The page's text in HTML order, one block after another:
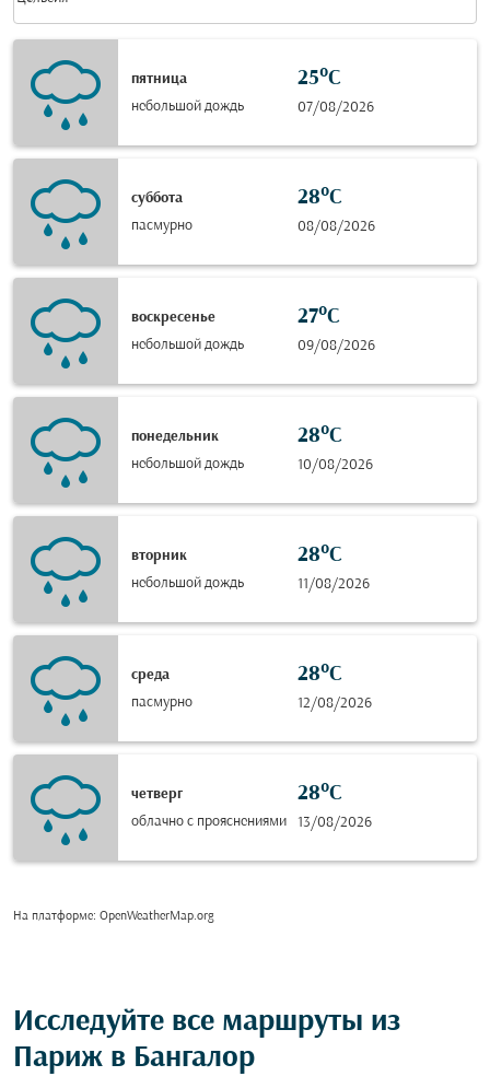
пятница
небольшой дождь
25°C
07/08/2026
суббота
пасмурно
28°C
08/08/2026
воскресенье
небольшой дождь
27°C
09/08/2026
понедельник
небольшой дождь
28°C
10/08/2026
вторник
небольшой дождь
28°C
11/08/2026
среда
пасмурно
28°C
12/08/2026
четверг
облачно с прояснениями
28°C
13/08/2026
На платформе: OpenWeatherMap.org
Исследуйте все маршруты из
Париж в Бангалор